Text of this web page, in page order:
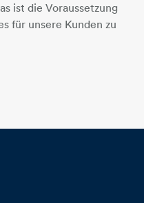
ist die Voraussetzung
für unsere Kunden zu